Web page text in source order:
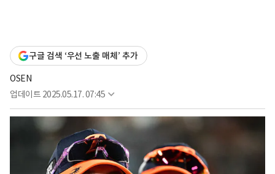
구글 검색 ‘우선 노출 매체’ 추가
OSEN
업데이트 2025.05.17. 07:45